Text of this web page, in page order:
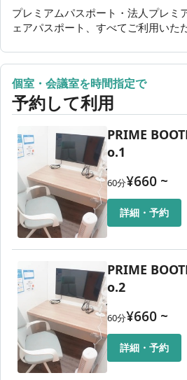
プレミアムパスポート・法人プレミ
ェアパスポート、すべてご利用いた
個室・会議室を時間指定で
予約して利用
PRIME
o.1
60分¥660 ~
詳細・予約
PRIME
o.2
60分¥660 ~
詳細・予約